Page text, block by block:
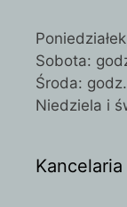
Sobota:
Środa:
Niedziela i
Kancelaria